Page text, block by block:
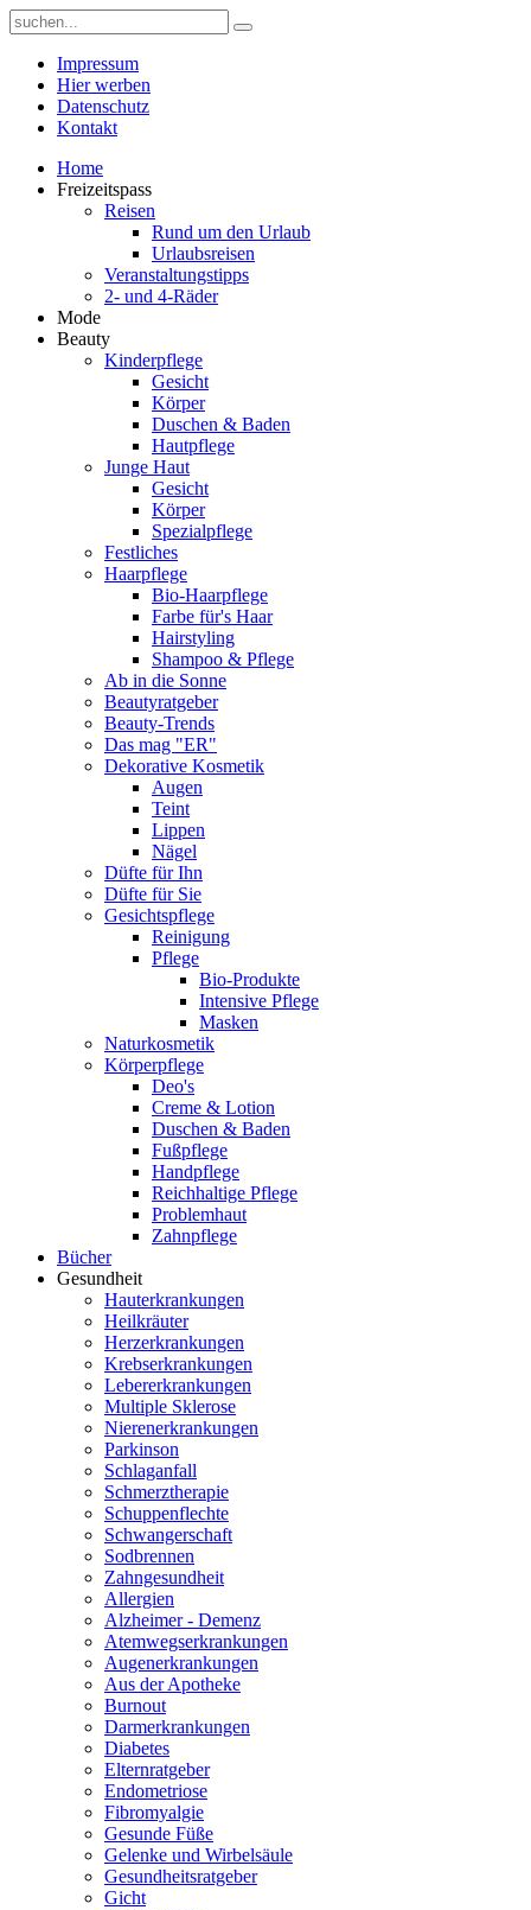
Impressum
Hier werben
Datenschutz
Kontakt
Home
Freizeitspass
Reisen
Rund um den Urlaub
Urlaubsreisen
Veranstaltungstipps
2- und 4-Räder
Mode
Beauty
Kinderpflege
Gesicht
Körper
Duschen & Baden
Hautpflege
Junge Haut
Gesicht
Körper
Spezialpflege
Festliches
Haarpflege
Bio-Haarpflege
Farbe für's Haar
Hairstyling
Shampoo & Pflege
Ab in die Sonne
Beautyratgeber
Beauty-Trends
Das mag "ER"
Dekorative Kosmetik
Augen
Teint
Lippen
Nägel
Düfte für Ihn
Düfte für Sie
Gesichtspflege
Reinigung
Pflege
Bio-Produkte
Intensive Pflege
Masken
Naturkosmetik
Körperpflege
Deo's
Creme & Lotion
Duschen & Baden
Fußpflege
Handpflege
Reichhaltige Pflege
Problemhaut
Zahnpflege
Bücher
Gesundheit
Hauterkrankungen
Heilkräuter
Herzerkrankungen
Krebserkrankungen
Lebererkrankungen
Multiple Sklerose
Nierenerkrankungen
Parkinson
Schlaganfall
Schmerztherapie
Schuppenflechte
Schwangerschaft
Sodbrennen
Zahngesundheit
Allergien
Alzheimer - Demenz
Atemwegserkrankungen
Augenerkrankungen
Aus der Apotheke
Burnout
Darmerkrankungen
Diabetes
Elternratgeber
Endometriose
Fibromyalgie
Gesunde Füße
Gelenke und Wirbelsäule
Gesundheitsratgeber
Gicht